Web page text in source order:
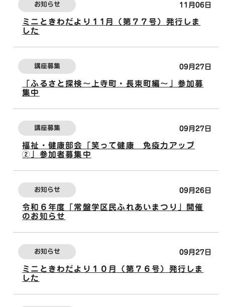
11月06日
お知らせ
ミニときわだより１1月（第７７号）発行しま
した
09月27日
講座募集
「ふるさと探検～上寺町・長束町編～」参加募
集中
09月27日
講座募集
福祉・健康部会「笑って健康 免疫力アップ
②」参加者募集中
09月26日
お知らせ
令和６年度「常盤学区民ふれあいまつり」開催
のお知らせ
09月27日
お知らせ
ミニときわだより１０月（第７６号）発行しま
した